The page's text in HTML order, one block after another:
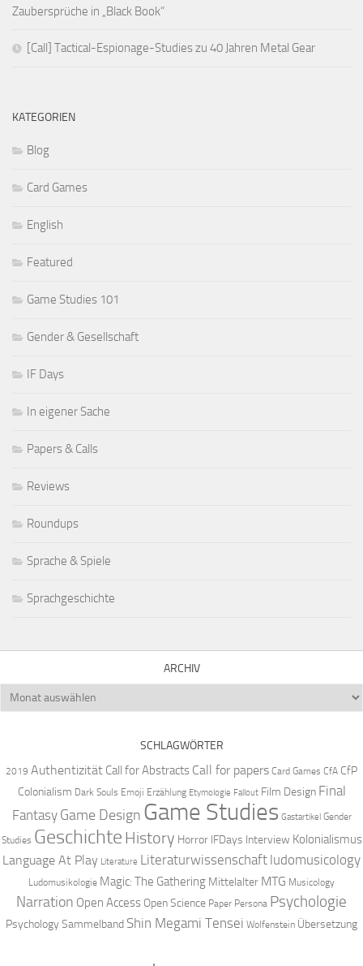
Zaubersprüche in „Black Book“
[Call] Tactical-Espionage-Studies zu 40 Jahren Metal Gear
KATEGORIEN
Blog
Card Games
English
Featured
Game Studies 101
Gender & Gesellschaft
IF Days
In eigener Sache
Papers & Calls
Reviews
Roundups
Sprache & Spiele
Sprachgeschichte
ARCHIV
Archiv
SCHLAGWÖRTER
2019 Authentizität Call for Abstracts Call for papers Card Games CfA CfP
Colonialism Dark Souls Emoji Erzählung Etymologie Fallout Film Design Final
Fantasy Game Design Game Studies Gastartikel Gender
Studies Geschichte History Horror IFDays Interview Kolonialismus
Language At Play Literature Literaturwissenschaft ludomusicology
Ludomusikologie Magic: The Gathering Mittelalter MTG Musicology
Narration Open Access Open Science Paper Persona Psychologie
PsychologySammelband Shin Megami Tensei Wolfenstein Übersetzung